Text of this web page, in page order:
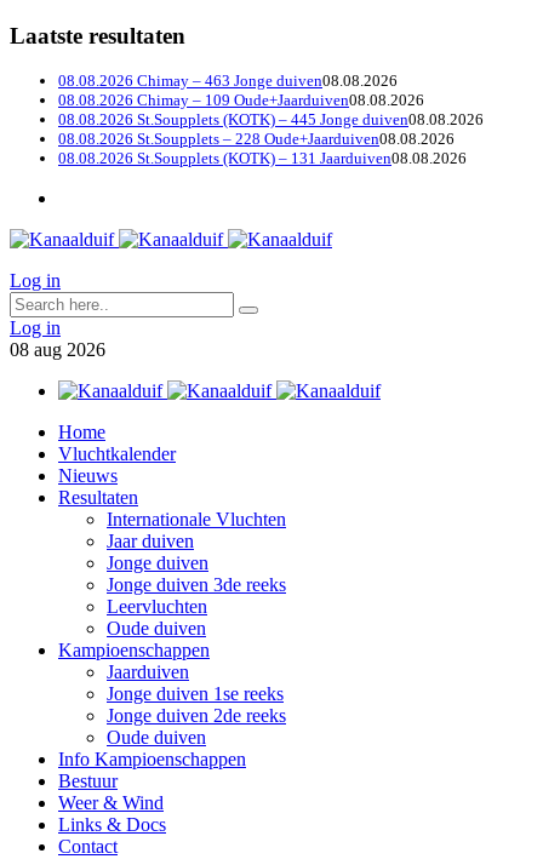
Laatste resultaten
08.08.2026 Chimay – 463 Jonge duiven08.08.2026
08.08.2026 Chimay – 109 Oude+Jaarduiven08.08.2026
08.08.2026 St.Soupplets (KOTK) – 445 Jonge duiven08.08.2026
08.08.2026 St.Soupplets – 228 Oude+Jaarduiven08.08.2026
08.08.2026 St.Soupplets (KOTK) – 131 Jaarduiven08.08.2026
Log in
Log in
08 aug 2026
Home
Vluchtkalender
Nieuws
Resultaten
Internationale Vluchten
Jaar duiven
Jonge duiven
Jonge duiven 3de reeks
Leervluchten
Oude duiven
Kampioenschappen
Jaarduiven
Jonge duiven 1se reeks
Jonge duiven 2de reeks
Oude duiven
Info Kampioenschappen
Bestuur
Weer & Wind
Links & Docs
Contact